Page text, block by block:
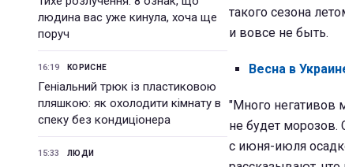
людина вас уже кинула, хоча ще
поруч
16:19 КОРИСНЕ
Геніальний трюк із пластиковою
пляшкою: як охолодити кімнату в
спеку без кондиціонера
15:33 ЛЮДИ
такого сезона
и вовсе не быть.
Весна в
"Много негативов
не будет морозов.
с июня-июля